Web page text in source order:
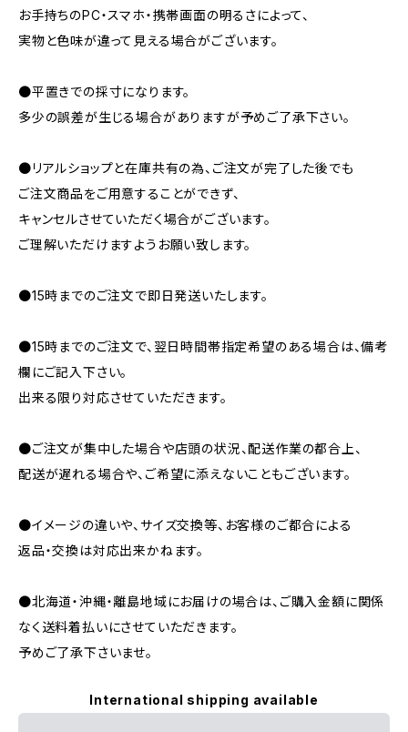
お手持ちのPC・スマホ・携帯画面の明るさによって、
実物と色味が違って見える場合がございます。
●平置きでの採寸になります。
多少の誤差が生じる場合がありますが予めご了承下さい。
●リアルショップと在庫共有の為、ご注文が完了した後でも
ご注文商品をご用意することができず、
キャンセルさせていただく場合がございます。
ご理解いただけますようお願い致します。
●15時までのご注文で即日発送いたします。
●15時までのご注文で、翌日時間帯指定希望のある場合は、備考
欄にご記入下さい。
出来る限り対応させていただきます。
●ご注文が集中した場合や店頭の状況、配送作業の都合上、
配送が遅れる場合や、ご希望に添えないこともございます。
●イメージの違いや、サイズ交換等、お客様のご都合による
返品・交換は対応出来かねます。
●北海道・沖縄・離島地域にお届けの場合は、ご購入金額に関係
なく送料着払いにさせていただきます。
予めご了承下さいませ。
International shipping available